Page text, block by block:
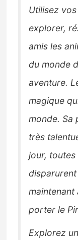
Utilisez
explorer,
amis les
du monde
aventure.
magique
monde. Sa
très
jour,
disparurent
maintenant
porter le
Explorez